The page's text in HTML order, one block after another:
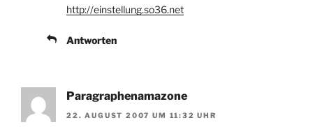
http://einstellung.so36.net
Antworten
Paragraphenamazone
22. AUGUST 2007 UM 11:32 UHR